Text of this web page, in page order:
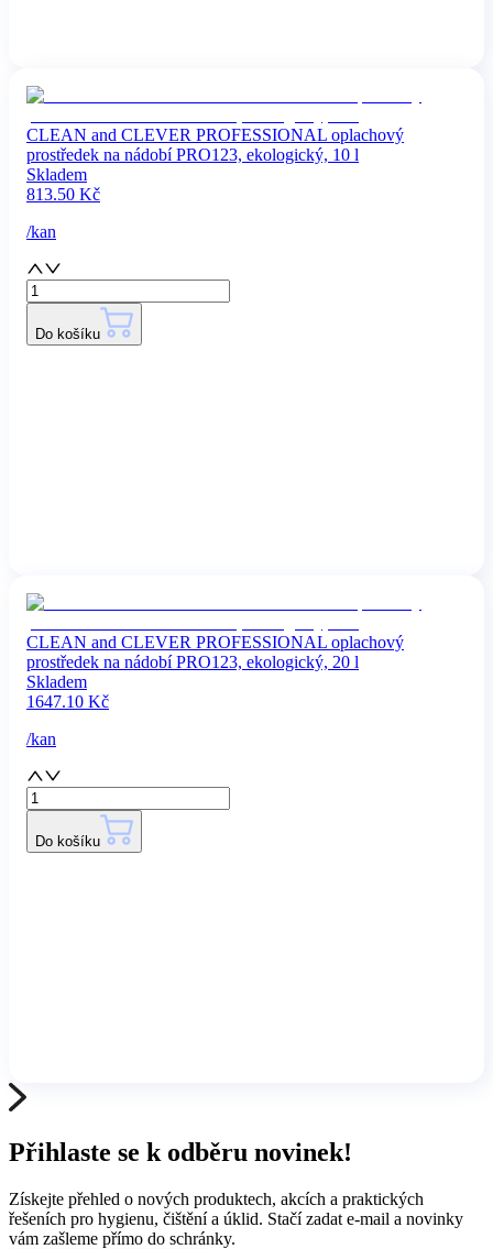
CLEAN and CLEVER PROFESSIONAL oplachový
prostředek na nádobí PRO123, ekologický, 10 l
Skladem
813.50 Kč
/kan
Do košíku
CLEAN and CLEVER PROFESSIONAL oplachový
prostředek na nádobí PRO123, ekologický, 20 l
Skladem
1647.10 Kč
/kan
Do košíku
Přihlaste se k odběru novinek!
Získejte přehled o nových produktech, akcích a praktických
řešeních pro hygienu, čištění a úklid. Stačí zadat e-mail a novinky
vám zašleme přímo do schránky.